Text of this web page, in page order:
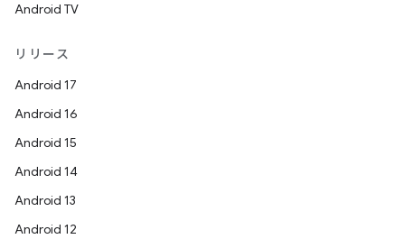
Android TV
リリース
Android 17
Android 16
Android 15
Android 14
Android 13
Android 12